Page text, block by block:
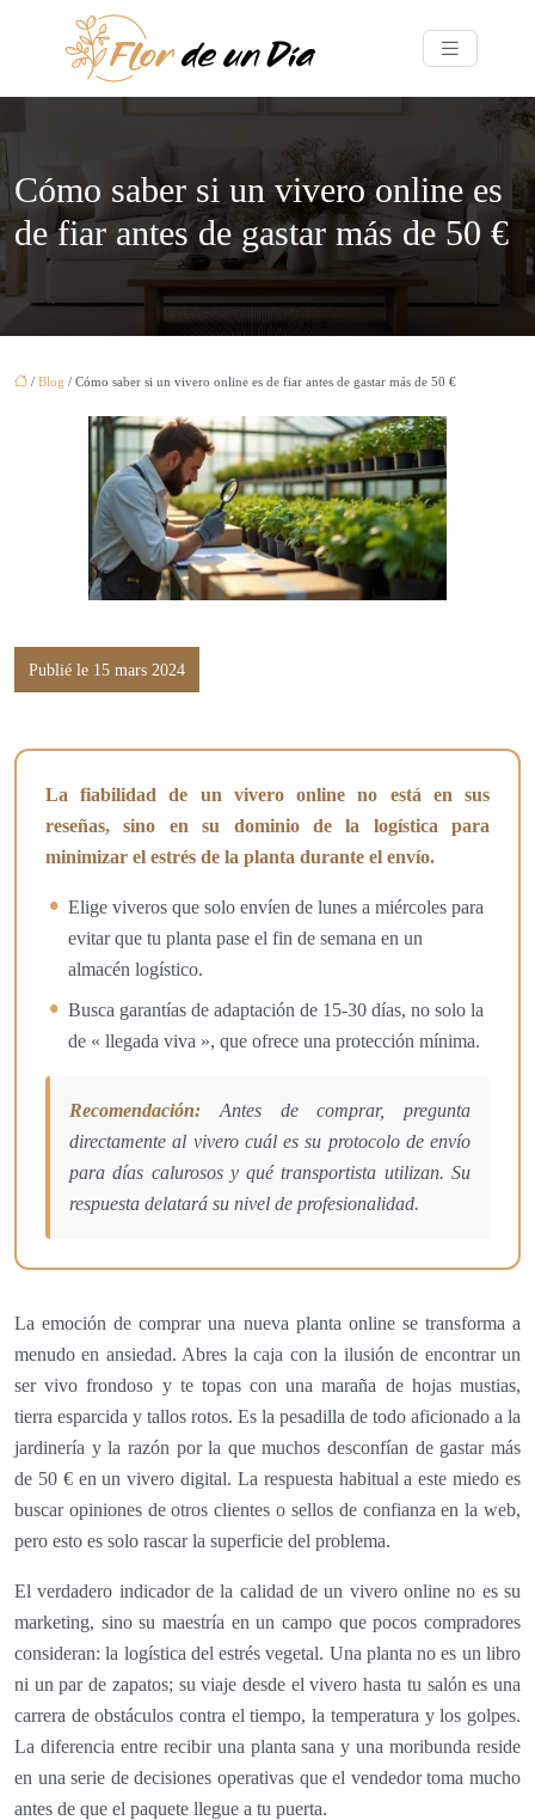
Cómo saber si un vivero online es
de fiar antes de gastar más de 50 €
/ Blog / Cómo saber si un vivero online es de fiar antes de gastar más de 50 €
Publié le 15 mars 2024
La fiabilidad de un vivero online no está en sus
reseñas, sino en su dominio de la logística para
minimizar el estrés de la planta durante el envío.
Elige viveros que solo envíen de lunes a miércoles para
evitar que tu planta pase el fin de semana en un
almacén logístico.
Busca garantías de adaptación de 15-30 días, no solo la
de « llegada viva », que ofrece una protección mínima.
Recomendación: Antes de comprar, pregunta
directamente al vivero cuál es su protocolo de envío
para días calurosos y qué transportista utilizan. Su
respuesta delatará su nivel de profesionalidad.
La emoción de comprar una nueva planta online se transforma a
menudo en ansiedad. Abres la caja con la ilusión de encontrar un
ser vivo frondoso y te topas con una maraña de hojas mustias,
tierra esparcida y tallos rotos. Es la pesadilla de todo aficionado a la
jardinería y la razón por la que muchos desconfían de gastar más
de 50 € en un vivero digital. La respuesta habitual a este miedo es
buscar opiniones de otros clientes o sellos de confianza en la web,
pero esto es solo rascar la superficie del problema.
El verdadero indicador de la calidad de un vivero online no es su
marketing, sino su maestría en un campo que pocos compradores
consideran: la logística del estrés vegetal. Una planta no es un libro
ni un par de zapatos; su viaje desde el vivero hasta tu salón es una
carrera de obstáculos contra el tiempo, la temperatura y los golpes.
La diferencia entre recibir una planta sana y una moribunda reside
en una serie de decisiones operativas que el vendedor toma mucho
antes de que el paquete llegue a tu puerta.